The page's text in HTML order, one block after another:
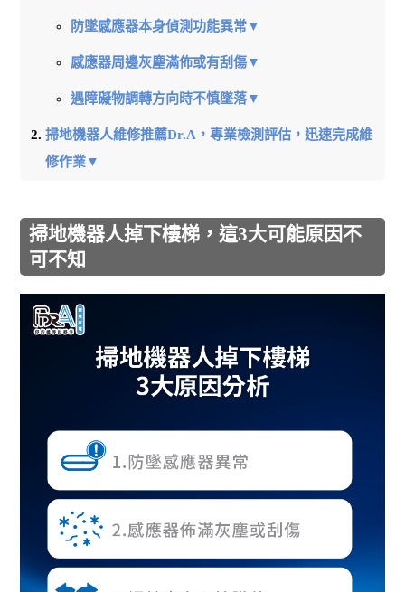
防墜感應器本身偵測功能異常▼
感應器周邊灰塵滿佈或有刮傷▼
遇障礙物調轉方向時不慎墜落▼
掃地機器人維修推薦Dr.A，專業檢測評估，迅速完成維
修作業▼
掃地機器人掉下樓梯，這3大可能原因不
可不知